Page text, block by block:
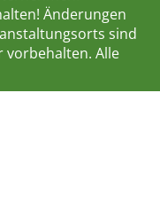
Änderungen
sind
vorbehalten. Alle